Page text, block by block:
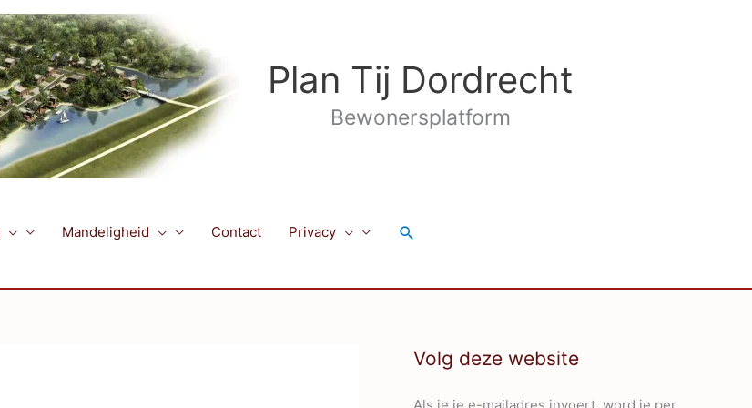
Plan Tij Dordrecht
Bewonersplatform
Mandeligheid Contact Privacy Zoeken
Volg deze website